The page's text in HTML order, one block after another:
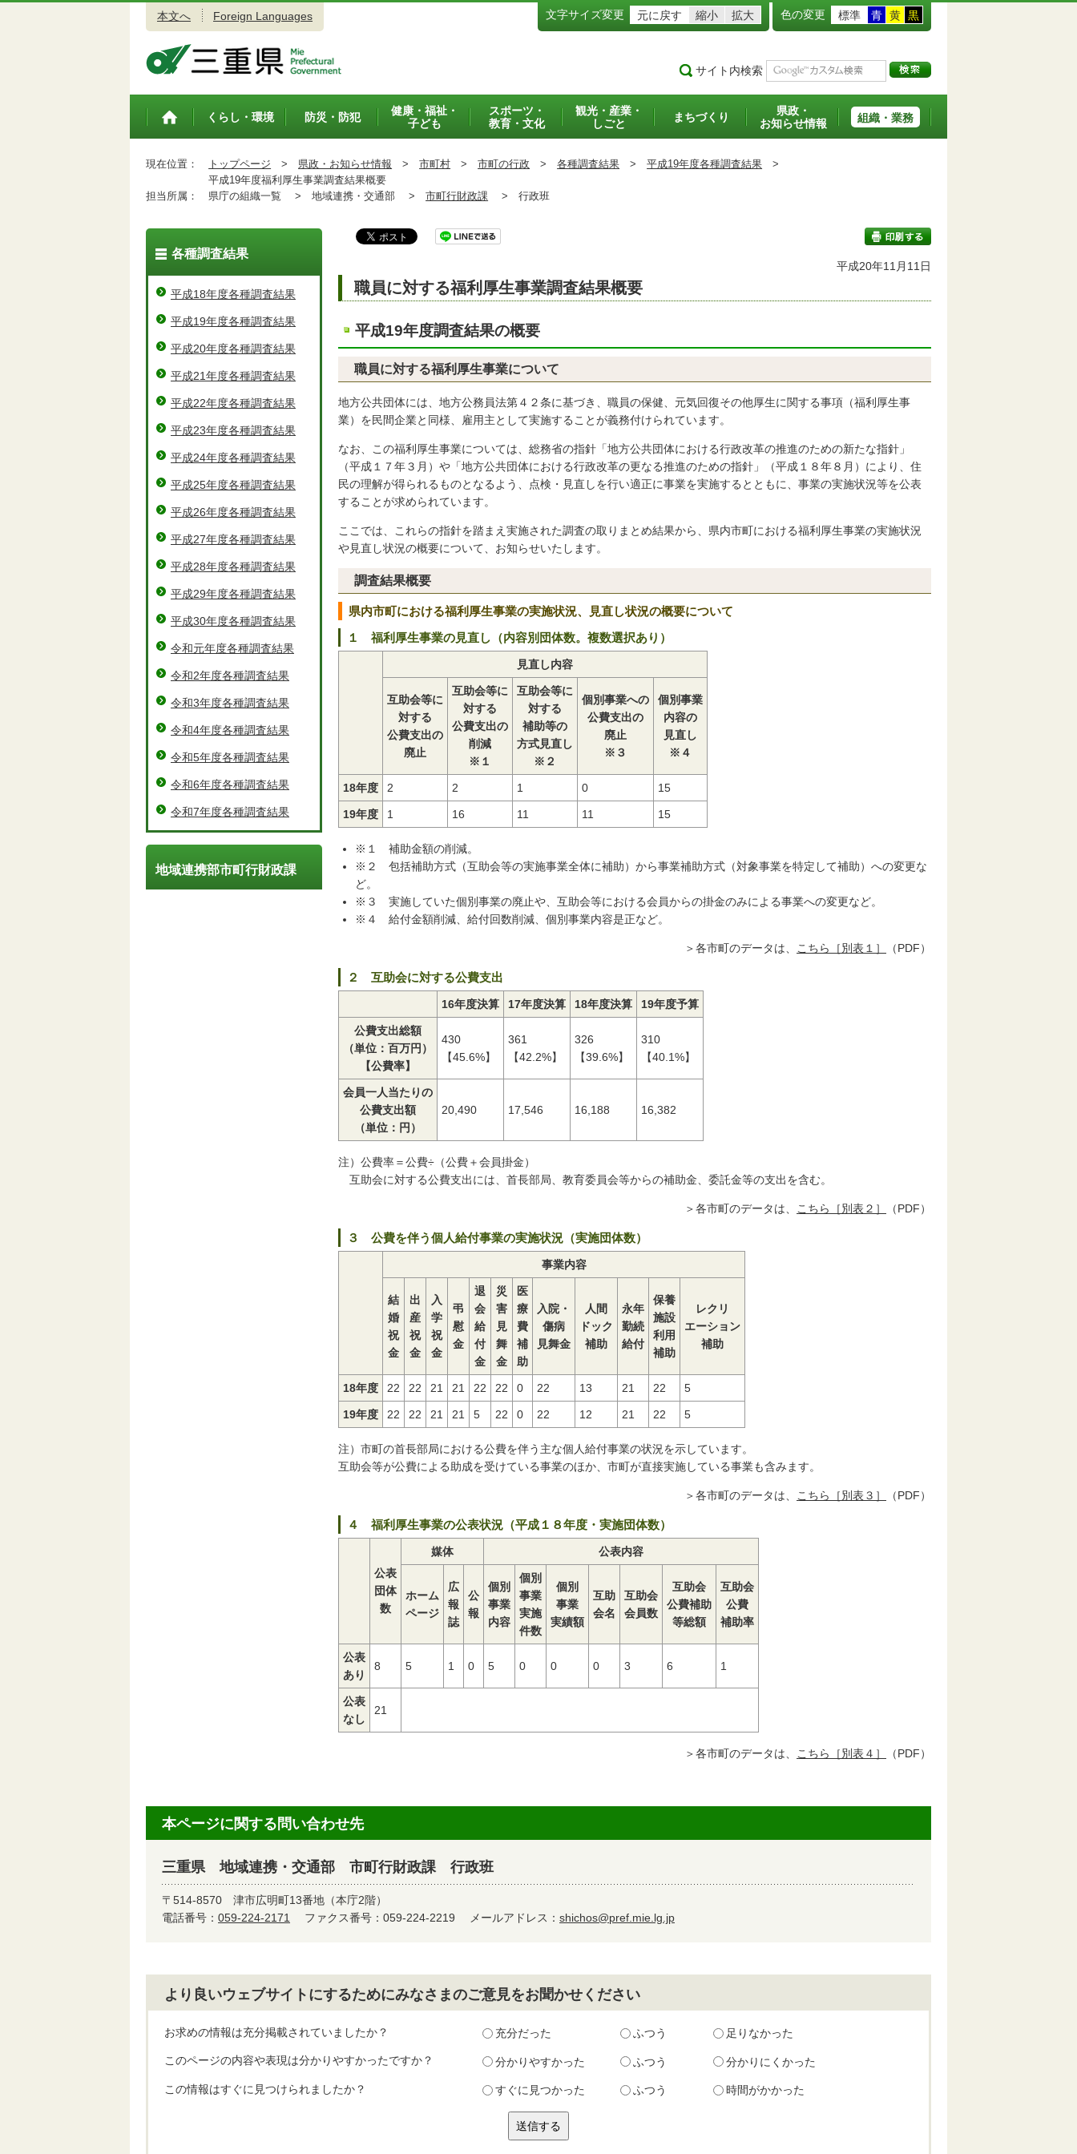
本文へ Foreign Languages 文字サイズ変更 元に戻す 縮小 拡大 色の変更 標準 青 黄 黒
サイト内検索
トップペ
くらし・環境 防災・防犯
健康・福祉・
子ども
スポーツ・
教育・文化
観光・産業・
しごと
まちづくり
県政・
お知らせ情報
組織・業務
現在位置： トップページ > 県政・お知らせ情報 > 市町村 > 市町の行政 > 各種調査結果 > 平成19年度各種調査結果 >
平成19年度福利厚生事業調査結果概要
担当所属：
県庁の組織一覧 > 地域連携・交通部 > 市町行財政課 > 行政班
印刷する
平成20年11月11日
職員に対する福利厚生事業調査結果概要
平成19年度調査結果の概要
職員に対する福利厚生事業について
地方公共団体には、地方公務員法第４２条に基づき、職員の保健、元気回復その他厚生に関する事項（福利厚生事
業）を民間企業と同様、雇用主として実施することが義務付けられています。
なお、この福利厚生事業については、総務省の指針「地方公共団体における行政改革の推進のための新たな指針」
（平成１７年３月）や「地方公共団体における行政改革の更なる推進のための指針」（平成１８年８月）により、住
民の理解が得られるものとなるよう、点検・見直しを行い適正に事業を実施するとともに、事業の実施状況等を公表
することが求められています。
ここでは、これらの指針を踏まえ実施された調査の取りまとめ結果から、県内市町における福利厚生事業の実施状況
や見直し状況の概要について、お知らせいたします。
調査結果概要
県内市町における福利厚生事業の実施状況、見直し状況の概要について
１ 福利厚生事業の見直し（内容別団体数。複数選択あり）
見直し内容
互助会等に
対する
公費支出の
廃止
互助会等に
対する
公費支出の
削減
※１
互助会等に
対する
補助等の
方式見直し
※２
個別事業への
公費支出の
廃止
※３
個別事業
内容の
見直し
※４
18年度 2 2 1 0 15
19年度 1 16 11 11 15
※１ 補助金額の削減。
※２ 包括補助方式（互助会等の実施事業全体に補助）から事業補助方式（対象事業を特定して補助）への変更な
ど。
※３ 実施していた個別事業の廃止や、互助会等における会員からの掛金のみによる事業への変更など。
※４ 給付金額削減、給付回数削減、個別事業内容是正など。
＞各市町のデータは、 こちら［別表１］ （PDF）
２ 互助会に対する公費支出
16年度決算 17年度決算 18年度決算 19年度予算
公費支出総額
（単位：百万円）
【公費率】
430
【45.6%】
361
【42.2%】
326
【39.6%】
310
【40.1%】
会員一人当たりの
公費支出額
（単位：円）
20,490 17,546 16,188 16,382
注）公費率＝公費÷（公費＋会員掛金）
互助会に対する公費支出には、首長部局、教育委員会等からの補助金、委託金等の支出を含む。
＞各市町のデータは、 こちら［別表２］ （PDF）
３ 公費を伴う個人給付事業の実施状況（実施団体数）
事業内容
結
婚
祝
金
出
産
祝
金
入
学
祝
金
弔
慰
金
退
会
給
付
金
災
害
見
舞
金
医
療
費
補
助
入院・
傷病
見舞金
人間
ドック
補助
永年
勤続
給付
保養
施設
利用
補助
レクリ
エーション
補助
18年度 22 22 21 21 22 22 0 22 13 21 22 5
19年度 22 22 21 21 5 22 0 22 12 21 22 5
注）市町の首長部局における公費を伴う主な個人給付事業の状況を示しています。
互助会等が公費による助成を受けている事業のほか、市町が直接実施している事業も含みます。
＞各市町のデータは、 こちら［別表３］ （PDF）
４ 福利厚生事業の公表状況（平成１８年度・実施団体数）
公表
団体
数
媒体 公表内容
ホーム
ページ
広
報
誌
公
報
個別
事業
内容
個別
事業
実施
件数
個別
事業
実績額
互助
会名
互助会
会員数
互助会
公費補助
等総額
互助会
公費
補助率
公表
あり
8 5 1 0 5 0 0 0 3 6 1
公表
なし
21
＞各市町のデータは、 こちら［別表４］ （PDF）
各種調査結果
平成18年度各種調査結果
平成19年度各種調査結果
平成20年度各種調査結果
平成21年度各種調査結果
平成22年度各種調査結果
平成23年度各種調査結果
平成24年度各種調査結果
平成25年度各種調査結果
平成26年度各種調査結果
平成27年度各種調査結果
平成28年度各種調査結果
平成29年度各種調査結果
平成30年度各種調査結果
令和元年度各種調査結果
令和2年度各種調査結果
令和3年度各種調査結果
令和4年度各種調査結果
令和5年度各種調査結果
令和6年度各種調査結果
令和7年度各種調査結果
地域連携部市町行財政課
本ページに関する問い合わせ先
三重県 地域連携・交通部 市町行財政課 行政班
〒514-8570 津市広明町13番地（本庁2階）
電話番号： 059-224-2171 ファクス番号：059-224-2219 メールアドレス： shichos@pref.mie.lg.jp
より良いウェブサイトにするためにみなさまのご意見をお聞かせください
お求めの情報は充分掲載されていましたか？ 充分だった ふつう 足りなかった
このページの内容や表現は分かりやすかったですか？ 分かりやすかった ふつう 分かりにくかった
この情報はすぐに見つけられましたか？ すぐに見つかった ふつう 時間がかかった